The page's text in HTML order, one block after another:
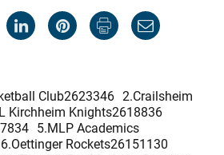
Club2623346 2.Crailsheim
Kirchheim Knights2618836
5.MLP Academics
Rockets26151130